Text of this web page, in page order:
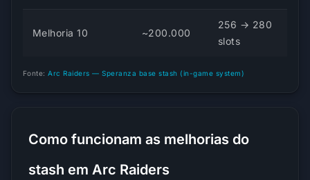
Melhoria 10 ~200.000
256 → 280
slots
Fonte:Arc Raiders — Speranza base stash (in-game system)
Como funcionam as melhorias do
stash em Arc Raiders